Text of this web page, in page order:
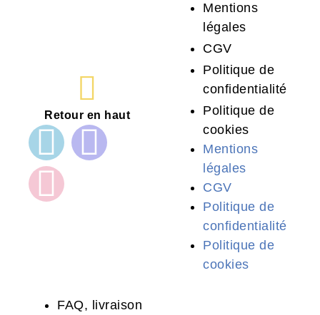
FAQ, livraison
Mentions
légales
CGV
Politique de
confidentialité
Politique de
cookies
Mentions
légales
CGV
Politique de
confidentialité
Politique de
cookies
Retour en haut